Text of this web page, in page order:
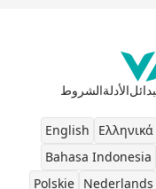
الأدلةالشروط
Ελληνικά
English
Bahasa Indonesia
Nederlands
Polskie